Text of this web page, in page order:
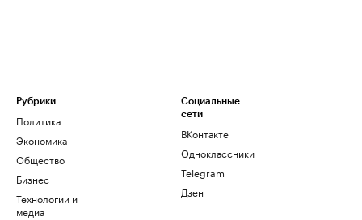
Рубрики
Политика
Экономика
Общество
Бизнес
Технологии и
медиа
Социальные
сети
ВКонтакте
Одноклассники
Telegram
Дзен